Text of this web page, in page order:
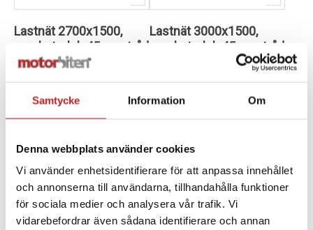
Samtycke Information Om
Denna webbplats använder cookies
Vi använder enhetsidentifierare för att anpassa innehållet
och annonserna till användarna, tillhandahålla funktioner
för sociala medier och analysera vår trafik. Vi
vidarebefordrar även sådana identifierare och annan
Lastnät 2700x1500,
maskstorlek 45mm, tråd
3mm
350,00 kr
4-10 dagar
Lägg i varukorg
Lastnät 3000x1500,
maskstorlek 45mm, tråd
369,00 kr
Lägg i varukorg